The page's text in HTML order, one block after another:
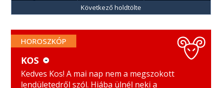
Következő holdtölte
HOROSZKÓP
KOS
KOS
Kedves Kos! A mai nap nem a megszokott
lendületedről szól. Hiába ülnél neki a